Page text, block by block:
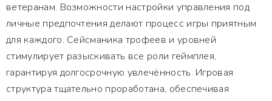
ветеранам. Возможности настройки управления под
личные предпочтения делают процесс игры приятным
для каждого. Сейсманика трофеев и уровней
стимулирует разыскивать все роли геймплея,
гарантируя долгосрочную увлечённость. Игровая
структура тщательно проработана, обеспечивая